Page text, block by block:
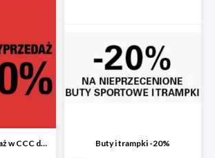
Sezonowa wyprzedaż w CCC do -40% Buty i trampki -20%